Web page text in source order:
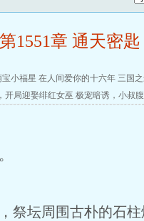
第1551章 通天密匙
宝小福星 在人间爱你的十六年 三国
开局迎娶绯红女巫 极宠暗诱，小叔
坛周围古朴的石柱